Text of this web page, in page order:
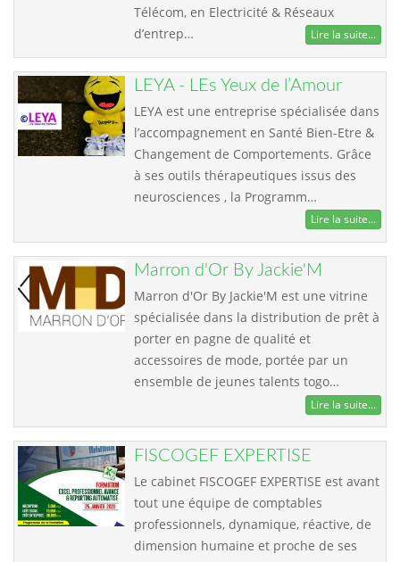
Télécom, en Electricité & Réseaux
d’entrep…
Lire la suite...
LEYA - LEs Yeux de l’Amour
LEYA est une entreprise spécialisée dans
l’accompagnement en Santé Bien-Etre &
Changement de Comportements. Grâce
à ses outils thérapeutiques issus des
neurosciences , la Programm…
Lire la suite...
Marron d'Or By Jackie'M
Marron d'Or By Jackie'M est une vitrine
spécialisée dans la distribution de prêt à
porter en pagne de qualité et
accessoires de mode, portée par un
ensemble de jeunes talents togo…
Lire la suite...
FISCOGEF EXPERTISE
Le cabinet FISCOGEF EXPERTISE est avant
tout une équipe de comptables
professionnels, dynamique, réactive, de
dimension humaine et proche de ses